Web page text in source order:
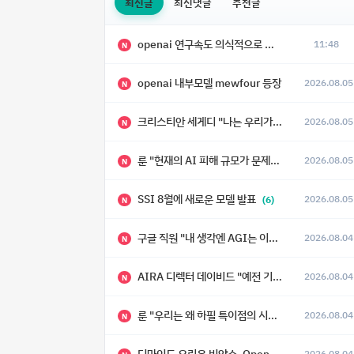
N openai 연구속도 의식적으로 늦추고 있다 11:48
N openai 내부모델 mewfour 등장 2026.08.05
N 크리스티안 세게디 "나는 우리가 "Fuck!!" 단계를 피할 수 있기를 바랄 뿐" 2026.08.05
N 룬 "현재의 AI 피해 규모가 문제가 아니라, 자기복제·탈출·확산이 가능한 지능형 시스템의 피해에는 이론적으로 상한이 없다는 것이 문제" 2026.08.05
N SSI 8월에 새로운 모델 발표 (6) 2026.08.05
N 구글 직원 "내 생각엔 AGI는 이미 와 있다." 2026.08.04
N AIRA 디렉터 데이비드 "예전 기준으로 ASI, 그런 수준은 바로 다음 분기에 온다" 2026.08.04
N 룬 "우리는 왜 하필 특이점의 시대에 살고 있는가" 2026.08.04